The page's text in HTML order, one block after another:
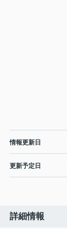
情報更新日
更新予定日
詳細情報